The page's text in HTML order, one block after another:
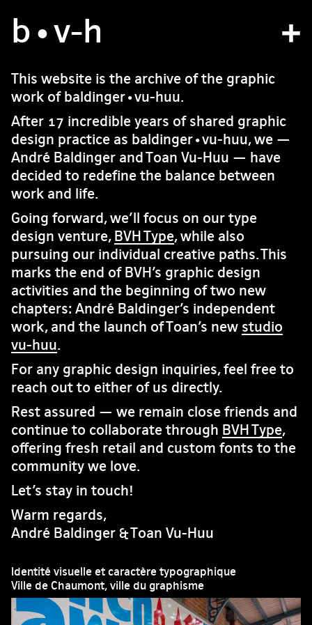
b•v-h
atelier
projets
bvh type
contact
fr/en
This website is the archive of the graphic
work of baldinger•vu-huu.
After 17 incredible years of shared graphic
design practice as baldinger•vu-huu, we —
André Baldinger and Toan Vu-Huu — have
decided to redefine the balance between
work and life.
Going forward, we’ll focus on our type
design venture, BVH Type, while also
pursuing our individual creative paths. This
marks the end of BVH’s graphic design
activities and the beginning of two new
chapters: André Baldinger’s independent
work, and the launch of Toan’s new studio
vu-huu.
For any graphic design inquiries, feel free to
reach out to either of us directly.
Rest assured — we remain close friends and
continue to collaborate through BVH Type,
offering fresh retail and custom fonts to the
community we love.
Let’s stay in touch!
Warm regards,
André Baldinger & Toan Vu-Huu
Identité visuelle et caractère typographique
Ville de Chaumont, ville du graphisme